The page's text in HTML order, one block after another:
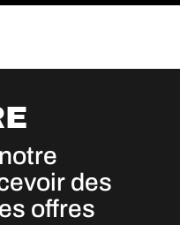
des
offres